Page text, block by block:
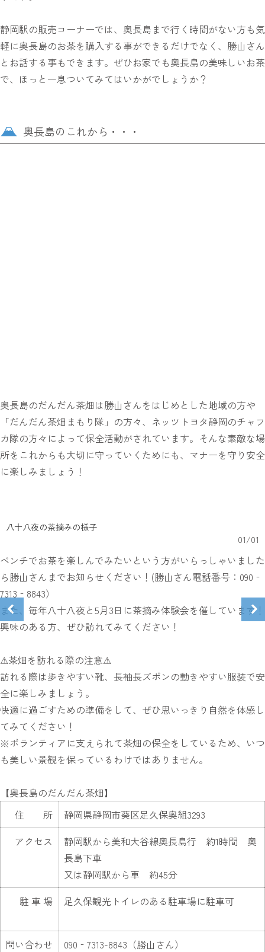
静岡駅の販売コーナーでは、奥長島まで行く時間がない方も気
軽に奥長島のお茶を購入する事ができるだけでなく、勝山さん
とお話する事もできます。ぜひお家でも奥長島の美味しいお茶
で、ほっと一息ついてみてはいかがでしょうか？
奥長島のこれから・・・
奥長島のだんだん茶畑は勝山さんをはじめとした地域の方や
「だんだん茶畑まもり隊」の方々、ネッツトヨタ静岡のチャフ
カ隊の方々によって保全活動がされています。そんな素敵な場
所をこれからも大切に守っていくためにも、マナーを守り安全
に楽しみましょう！
八十八夜の茶摘みの様子
01/01
ベンチでお茶を楽しんでみたいという方がいらっしゃいました
ら勝山さんまでお知らせください！(勝山さん電話番号：090‐
7313‐8843）
また、毎年八十八夜と5月3日に茶摘み体験会を催しています！
興味のある方、ぜひ訪れてみてください！
⚠茶畑を訪れる際の注意⚠
訪れる際は歩きやすい靴、長袖長ズボンの動きやすい服装で安
全に楽しみましょう。
快適に過ごすための準備をして、ぜひ思いっきり自然を体感し
てみてください！
※ボランティアに支えられて茶畑の保全をしているため、いつ
も美しい景観を保っているわけではありません。
【奥長島のだんだん茶畑】
住 所
静岡県静岡市葵区足久保奥組3293
アクセス
静岡駅から美和大谷線奥長島行 約1時間 奥
長島下車
又は静岡駅から車 約45分
駐 車 場
足久保観光トイレのある駐車場に駐車可
問い合わせ
090‐7313-8843（勝山さん）